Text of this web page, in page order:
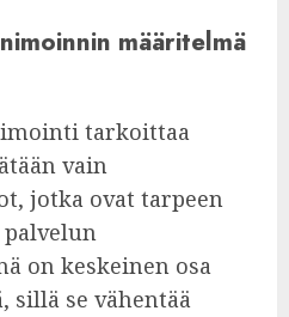
määritelmä
tarkoittaa
vain
jotka ovat tarpeen
on keskeinen osa
sillä se vähentää